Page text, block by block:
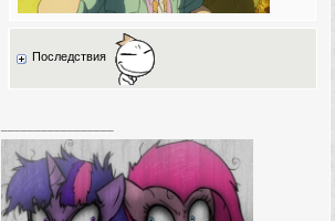
Последствия